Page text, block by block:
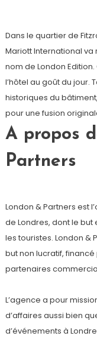
Dans le quartier de
Mariott International va
nom de London
l’hôtel au goût du jour.
historiques du
pour une fusion
A propos
Partners
London & Partners est
de Londres, dont le but
les touristes. London &
but non lucratif,
partenaires
L’agence a pour
d’affaires aussi bien
d’événements à